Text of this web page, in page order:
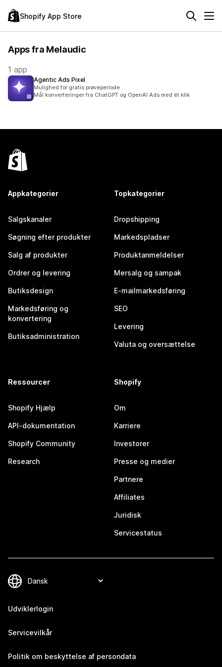
Shopify App Store
Apps fra Melaudic
1 app
Agentic Ads Pixel
Mulighed for gratis prøveperiode
Mål konverteringer fra ChatGPT og OpenAI Ads med ét klik
Appkategorier
Salgskanaler
Søgning efter produkter
Salg af produkter
Ordrer og levering
Butiksdesign
Markedsføring og
konvertering
Butiksadministration
Topkategorier
Dropshipping
Markedspladser
Produktanmeldelser
Mersalg og sampak
E-mailmarkedsføring
SEO
Levering
Valuta og oversættelse
Ressourcer
Shopify Hjælp
API-dokumentation
Shopify Community
Research
Shopify
Om
Karriere
Investorer
Presse og medier
Partnere
Affiliates
Juridisk
Servicestatus
Udviklerlogin
Servicevilkår
Politik om beskyttelse af persondata